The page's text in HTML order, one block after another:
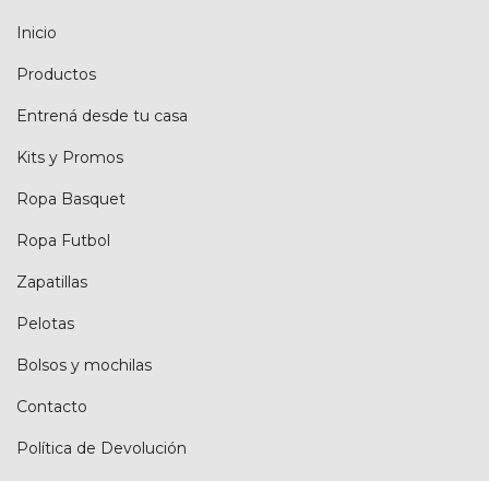
Inicio
Productos
Entrená desde tu casa
Kits y Promos
Ropa Basquet
Ropa Futbol
Zapatillas
Pelotas
Bolsos y mochilas
Contacto
Política de Devolución